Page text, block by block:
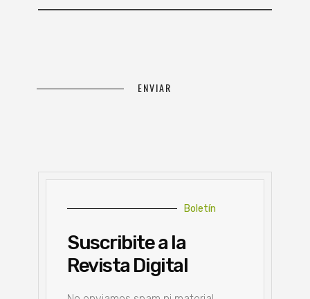
Boletín
Suscribite a la
Revista Digital